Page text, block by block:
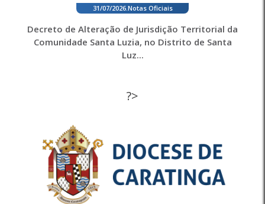
31/07/2026. Notas Oficiais
Decreto de Alteração de Jurisdição Territorial da
Comunidade Santa Luzia, no Distrito de Santa
Luz...
?>